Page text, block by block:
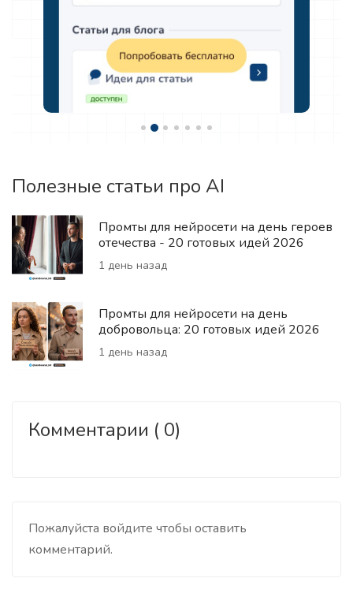
Полезные статьи про AI
Промты для нейросети на день героев
отечества - 20 готовых идей 2026
1 день назад
Промты для нейросети на день
добровольца: 20 готовых идей 2026
1 день назад
Комментарии ( 0)
Пожалуйста войдите чтобы оставить
комментарий.